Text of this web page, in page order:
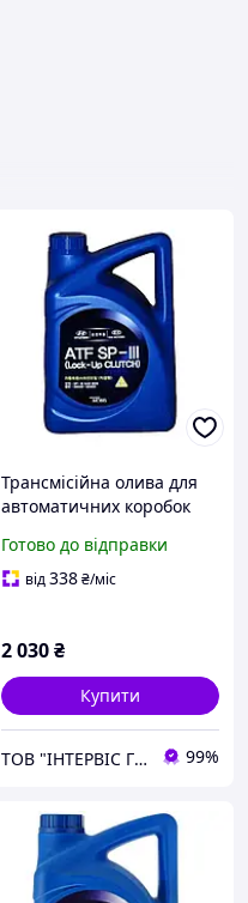
Трансмісійна олива для
автоматичних коробок
SP-III (Lock-Up CLUTCH)
80W 4л.
Готово до відправки
від338₴/міс
2 030₴
Купити
ТОВ "ІНТЕРВІС ГРУП" 99%